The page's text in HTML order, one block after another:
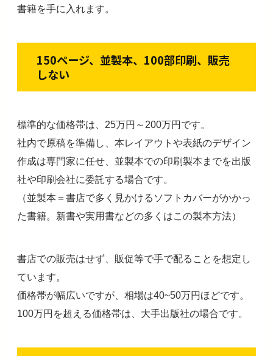
書籍を手に入れます。
150ページ、並製本、100部印刷、販売
しない
標準的な価格帯は、25万円～200万円です。
社内で原稿を準備し、本レイアウトや表紙のデザイン
作成は専門家に任せ、並製本での印刷製本までを出版
社や印刷会社に委託する場合です。
（並製本＝書店で多く見かけるソフトカバーがかかっ
た書籍。新書や実用書などの多くはこの製本方法）
書店での販売はせず、販促等で手で配ることを想定し
ています。
価格帯が幅広いですが、相場は40~50万円ほどです。
100万円を超える価格帯は、大手出版社の場合です。